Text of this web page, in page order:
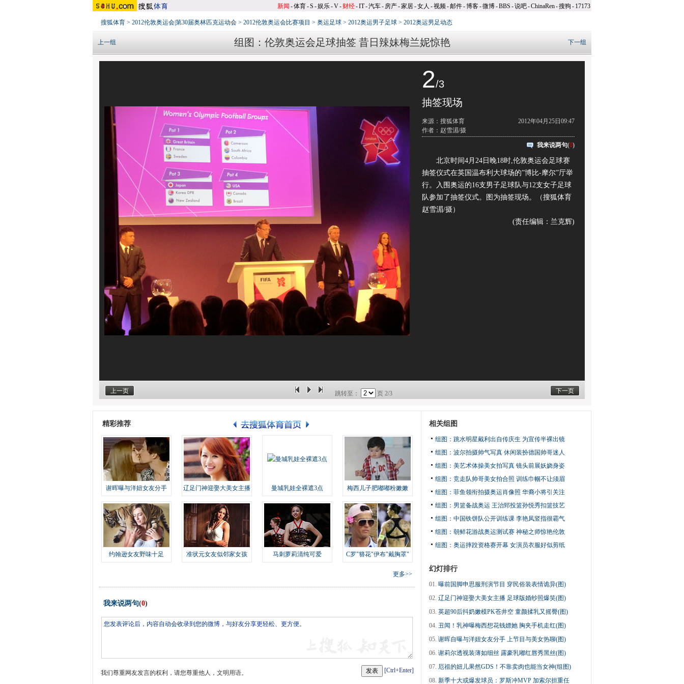
新闻 -体育-S -娱乐-V- 财经-IT-汽车- 房产-家居-女人 -视频-邮件-博客-微博-BBS -说吧-ChinaRen-搜狗 - 17173
搜狐体育 > 2012伦敦奥运会|第30届奥林匹克运动会 > 2012伦敦奥运会比赛项目 > 奥运足球 > 2012奥运男子足球 > 2012奥运男足动态
组图：伦敦奥运会足球抽签 昔日辣妹梅兰妮惊艳
上一组 下一组
2/3
抽签现场
2012年04月25日09:47
来源：搜狐体育
作者：赵雪湄/摄
我来说两句(0)
北京时间4月24日晚18时,伦敦奥运会足球赛
抽签仪式在英国温布利大球场的”博比-摩尔”厅举
行。入围奥运的16支男子足球队与12支女子足球
队参加了抽签仪式。图为抽签现场。（搜狐体育
赵雪湄/摄）
(责任编辑：兰克辉)
上一页 下一页
跳转至： 页 2/3
精彩推荐
谢晖曝与洋妞女友分手 辽足门神迎娶大美女主播 曼城乳娃全裸遮3点 梅西儿子肥嘟嘟粉嫩嫩
约翰逊女友野味十足 准状元女友似邻家女孩 马刺萝莉清纯可爱 C罗"簪花"伊布"戴胸罩"
更多>>
我来说两句(0)
我们尊重网友发言的权利，请您尊重他人，文明用语。 [Ctrl+Enter]
相关组图
组图：跳水明星戴利出自传庆生 为宣传半裸出镜
组图：波尔拍摄帅气写真 休闲装扮德国帅哥迷人
组图：美艺术体操美女拍写真 镜头前展妖娆身姿
组图：竞走队帅哥美女拍合照 训练巾帼不让须眉
组图：菲鱼领衔拍摄奥运肖像照 华裔小将引关注
组图：男篮备战奥运 王治郅投篮孙悦秀扣篮技艺
组图：中国铁饼队公开训练课 李艳凤竖指很霸气
组图：朝鲜花游战奥运测试赛 神秘之师惊艳伦敦
组图：奥运摔跤资格赛开幕 女演员衣服好似剪纸
幻灯排行
01. 曝前国脚申思服刑演节目 穿民俗装表情诡异(图)
02. 辽足门神迎娶大美女主播 足球版婚纱照爆笑(图)
03. 英超90后抖奶嫩模PK苍井空 童颜揉乳又摇臀(图)
04. 丑闻！乳神曝梅西想花钱嫖她 胸夹手机走红(图)
05. 谢晖自曝与洋妞女友分手 上节目与美女热聊(图)
06. 谢莉尔透视装薄如细丝 露豪乳嘟红唇秀黑丝(图)
07. 厄祖的妞儿果然GDS！不靠卖肉也能当女神(组图)
08. 新季十大或爆发球员：罗斯冲MVP 加索尔担重任